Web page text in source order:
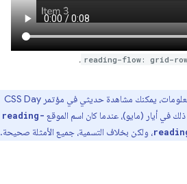
reading-flow: grid-
.
لمزيد من الأمثلة والمعلومات، يمكنك مشاهدة حديثي في مؤتمر CSS Day
في أيار (مايو)، عندما كان اسم الموقع reading-
، ولكن بخلاف التسمية، جميع الأمثلة صحيحة.